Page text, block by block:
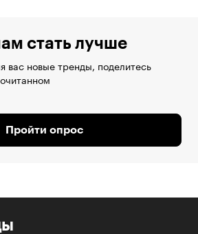
стать лучше
вас новые тренды, поделитесь
Пройти опрос